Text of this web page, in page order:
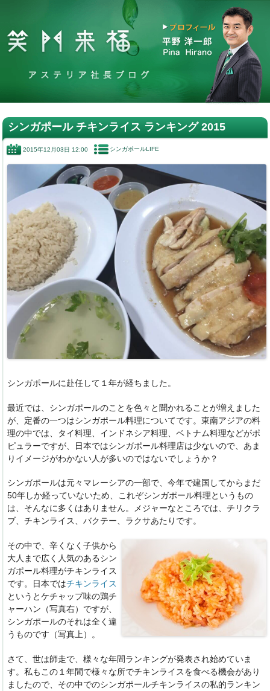
シンガポール チキンライス ランキング 2015
2015年12月03日 12:00 シンガポールLIFE
シンガポールに赴任して１年が経ちました。
最近では、シンガポールのことを色々と聞かれることが増えました
が、定番の一つはシンガポール料理についてです。東南アジアの料
理の中では、タイ料理、インドネシア料理、ベトナム料理などがポ
ピュラーですが、日本ではシンガポール料理店は少ないので、あま
りイメージがわかない人が多いのではないでしょうか？
シンガポールは元々マレーシアの一部で、今年で建国してからまだ
50年しか経っていないため、これぞシンガポール料理というもの
は、そんなに多くはありません。メジャーなところでは、チリクラ
ブ、チキンライス、バクテー、ラクサあたりです。
その中で、辛くなく子供から
大人まで広く人気のあるシン
ガポール料理がチキンライス
です。日本ではチキンライス
というとケチャップ味の鶏チ
ャーハン（写真右）ですが、
シンガポールのそれは全く違
うものです（写真上）。
さて、世は師走で、様々な年間ランキングが発表され始めていま
す。私もこの１年間で様々な所でチキンライスを食べる機会があり
ましたので、その中でのシンガポールチキンライスの私的ランキン